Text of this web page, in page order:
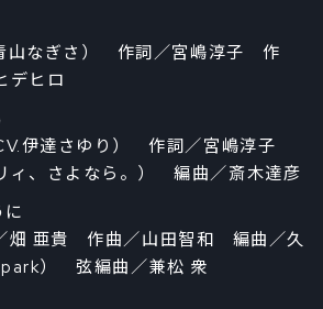
山なぎさ） 作詞／宮嶋淳子 作
デヒロ
伊達さゆり） 作詞／宮嶋淳子
ィ、さよなら。） 編曲／斎木達彦
亜貴 作曲／山田智和 編曲／久
） 弦編曲／兼松 衆